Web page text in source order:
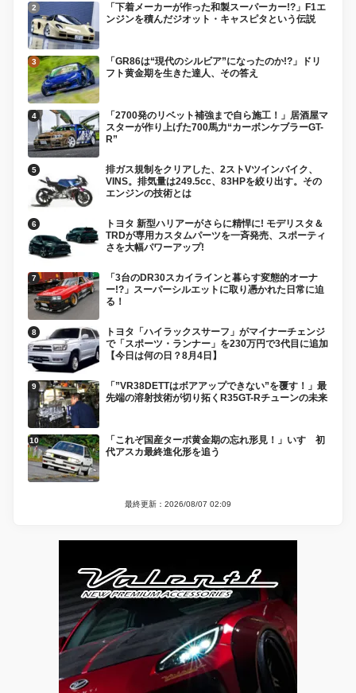
「下着メーカーが作った和製スーパーカー!?」F1エ
ンジンを積んだジオット・キャスピタという伝説
「GR86は“現代のシルビア”になったのか!?」ドリ
フト黄金期を生きた達人、その答え
「2700発のリベット補強まで自ら施工！」居酒屋マ
スターが作り上げた700馬力“カーボンケブラーGT-
R”
排ガス規制をクリアした、2ストVツインバイク、
VINS。排気量は249.5cc、83HPを絞り出す。その
エンジンの技術とは
トヨタ 新型ハリアーがさらに精悍に! モデリスタ＆
TRDが専用カスタムパーツを一斉発売、スポーティ
さを大幅パワーアップ!
「3台のDR30スカイラインと暮らす変態的オーナ
ー!?」スーパーシルエットに取り憑かれた日常に迫
る！
トヨタ「ハイラックスサーフ」がマイナーチェンジ
で「スポーツ・ランナー」を230万円で3代目に追加
【今日は何の日？8月4日】
「”VR38DETTはボアアップできない”を覆す！」最
先端の溶射技術が切り拓くR35GT-Rチューンの未来
「これぞ国産ターボ黄金期の忘れ形見！」いすゞ初
代アスカ最終進化形を追う
最終更新：2026/08/07 02:09